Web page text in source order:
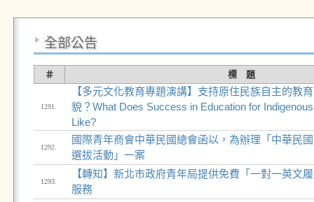
全部公告
＃ 標 題
1291.
【多元文化教育專題演講】支持原住民族自主的教
貌？What Does Success in Education for
Like?
1292.
國際青年商會中華民國總會函以，為辦理「中華民
選拔活動」一案
1293.
【轉知】新北市政府青年局提供免費「一對一英文
服務